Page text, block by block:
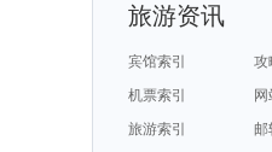
旅游资讯
宾馆索引
攻
机票索引
网
旅游索引
邮